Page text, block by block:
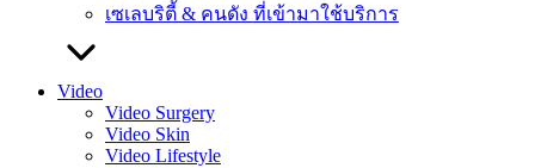
เซเลบริตี้ & คนดัง ที่เข้ามาใช้บริการ
Video
Video Surgery
Video Skin
Video Lifestyle